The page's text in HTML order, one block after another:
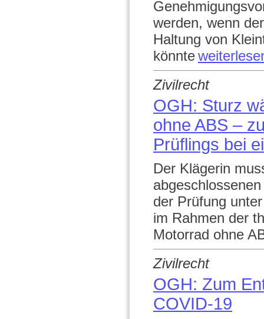
werden, wenn
Haltung von
könnte
Zivilrecht
OGH: Sturz
ohne ABS –
Prüflings bei
Der Klägerin
der Prüfung
im Rahmen der
Motorrad ohne
Zivilrecht
OGH: Zum
COVID-19